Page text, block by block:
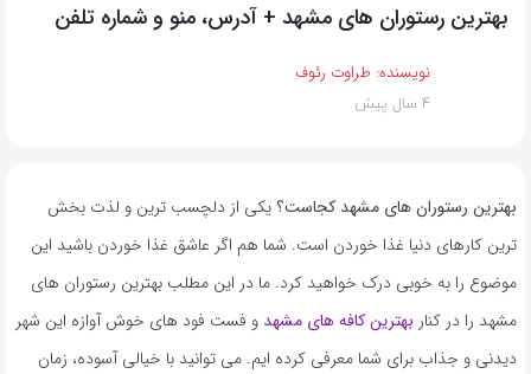
بهترین رستوران های مشهد + آدرس، منو و شماره تلفن
نویسنده: طراوت رئوف
4 سال پیش
بهترین رستوران های مشهد کجاست؟یکی از دلچسب ترین و لذت بخش
ترین کارهای دنیا غذا خوردن است. شما هم اگر عاشق غذا خوردن باشید این
موضوع را به خوبی درک خواهید کرد. ما در این مطلب بهترین رستوران های
مشهد را در کنار بهترین کافه های مشهد و فست فود های خوش آوازه این شهر
دیدنی و جذاب برای شما معرفی کرده ایم. می توانید با خیالی آسوده، زمان